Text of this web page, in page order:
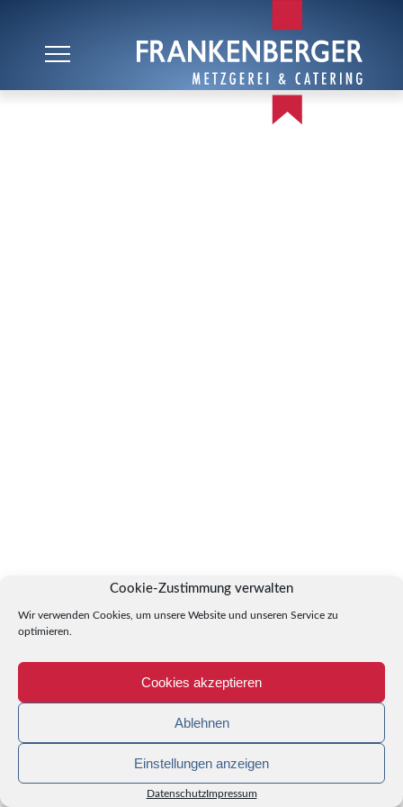
Cookie-Zustimmung verwalten
Wir verwenden Cookies, um unsere Website und unseren Service zu
optimieren.
Cookies akzeptieren
Ablehnen
Einstellungen anzeigen
DatenschutzImpressum